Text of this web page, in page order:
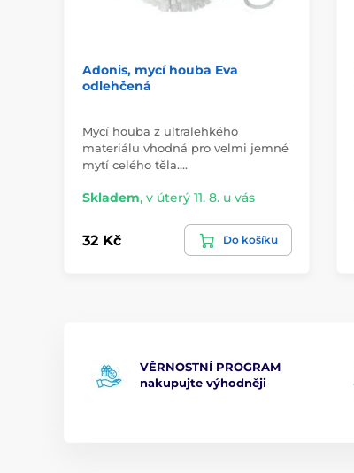
Adonis, mycí houba Eva
odlehčená
Mycí houba z ultralehkého
materiálu vhodná pro velmi jemné
mytí celého těla.…
Skladem, v úterý 11. 8. u vás
32 Kč Do košíku
VĚRNOSTNÍ PROGRAM
nakupujte výhodněji